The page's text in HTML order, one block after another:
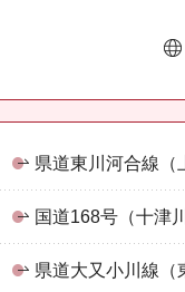
県道東川河合線（
国道168号（十津
県道大又小川線（